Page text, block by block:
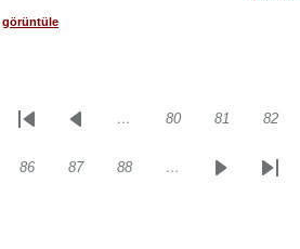
görüntüle
Sayfalama
İlk
Önceki… Sayfa
80 Sayfa
81 Sayfa
82
Sayfa
86 Sayfa
87 Sayfa
88 …
SonrakiSon